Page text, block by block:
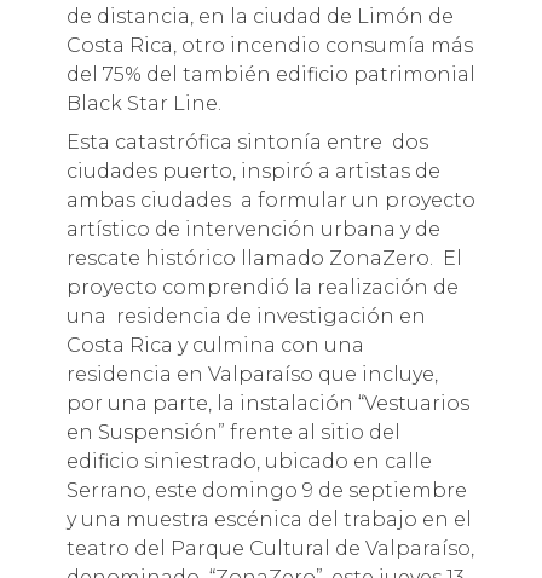
de distancia, en la ciudad de Limón de
Costa Rica, otro incendio consumía más
del 75% del también edificio patrimonial
Black Star Line.
Esta catastrófica sintonía entre dos
ciudades puerto, inspiró a artistas de
ambas ciudades a formular un proyecto
artístico de intervención urbana y de
rescate histórico llamado ZonaZero. El
proyecto comprendió la realización de
una residencia de investigación en
Costa Rica y culmina con una
residencia en Valparaíso que incluye,
por una parte, la instalación “Vestuarios
en Suspensión” frente al sitio del
edificio siniestrado, ubicado en calle
Serrano, este domingo 9 de septiembre
y una muestra escénica del trabajo en el
teatro del Parque Cultural de Valparaíso,